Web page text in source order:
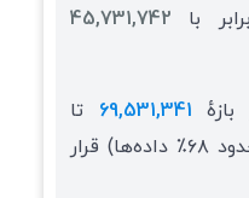
با 45,731,742
69,531,341 تا
تومان/متر² (حدود ۶۸٪ داده‌ها) قرار